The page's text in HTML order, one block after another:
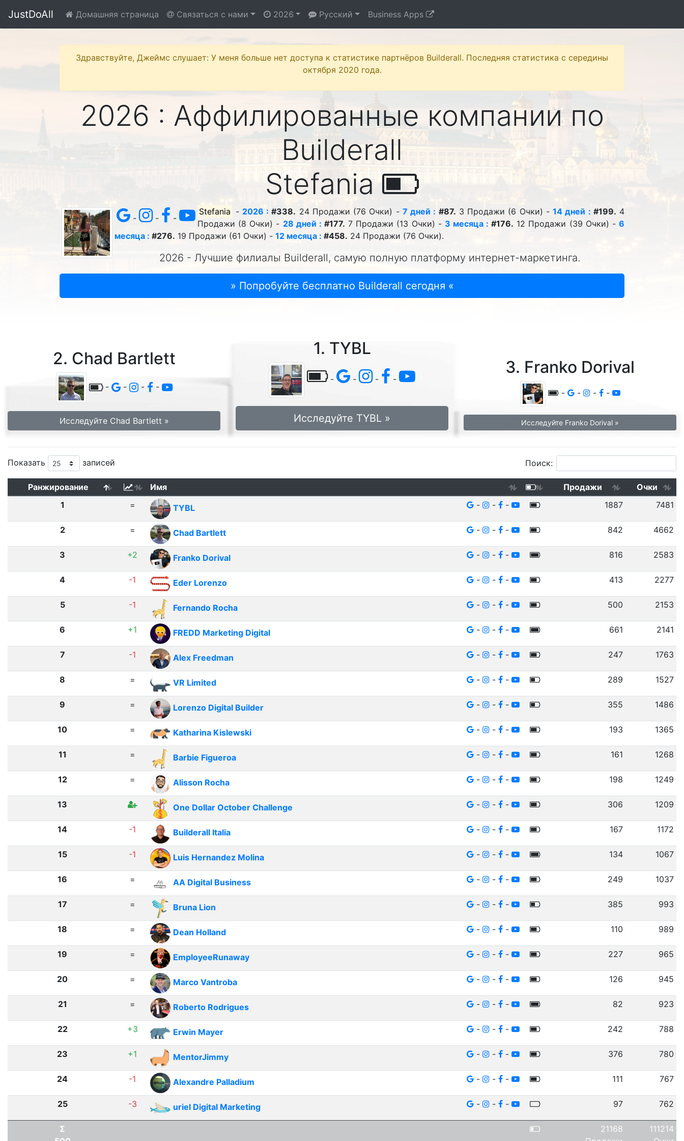
JustDoAll Домашняя страница Связаться с нами 2026 Русский Business Apps
Здравствуйте, Джеймс слушает: У меня больше нет доступа к статистике партнёров Builderall. Последняя статистика с середины
октября 2020 года.
2026 : Аффилированные компании по
Builderall
Stefania
- - -
Stefania - 2026 : #338. 24 Продажи (76 Очки) - 7 дней : #87. 3 Продажи (6 Очки) -14 дней : #199. 4
Продажи (8 Очки) - 28 дней : #177. 7 Продажи (13 Очки) - 3 месяца : #176. 12 Продажи (39 Очки) -6
месяца : #276. 19 Продажи (61 Очки) - 12 месяца : #458. 24 Продажи (76 Очки).
2026 - Лучшие филиалы Builderall, самую полную платформу интернет-маркетинга.
» Попробуйте бесплатно Builderall сегодня «
2. Chad Bartlett
- - - -
Исследуйте Chad Bartlett »
1. TYBL
- - - -
Исследуйте TYBL »
3. Franko Dorival
- - - -
Исследуйте Franko Dorival »
Показать записей Поиск:
Ранжирование Имя Продажи
Очки
1
= TYBL - - - 1887 7481
2 = Chad Bartlett - - - 842 4662
3 +2 Franko Dorival - - - 816 2583
4 -1 Eder Lorenzo - - - 413 2277
5 -1 Fernando Rocha - - - 500 2153
6 +1 FREDD Marketing Digital - - - 661 2141
7 -1 Alex Freedman - - - 247 1763
8 = VR Limited - - - 289 1527
9 = Lorenzo Digital Builder - - - 355 1486
10 = Katharina Kislewski - - - 193 1365
11 = Barbie Figueroa - - - 161 1268
12 = Alisson Rocha - - - 198 1249
13 One Dollar October Challenge - - - 306 1209
14 -1 Builderall Italia - - - 167 1172
15 -1 Luis Hernandez Molina - - - 134 1067
16 = AA Digital Business - - - 249 1037
17 = Bruna Lion - - - 385 993
18 = Dean Holland - - - 110 989
19 = EmployeeRunaway - - - 227 965
20 = Marco Vantroba - - - 126 945
21 = Roberto Rodrigues - - - 82 923
22 +3 Erwin Mayer - - - 242 788
23 +1 MentorJimmy - - - 376 780
24 -1 Alexandre Palladium - - - 111 767
25 -3 uriel Digital Marketing - - - 97 762
Σ
21168
111214